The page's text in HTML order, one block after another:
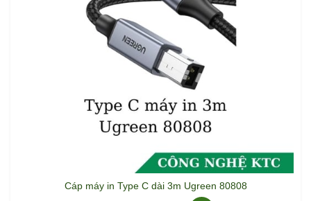
Cáp máy in Type C dài 3m Ugreen 80808